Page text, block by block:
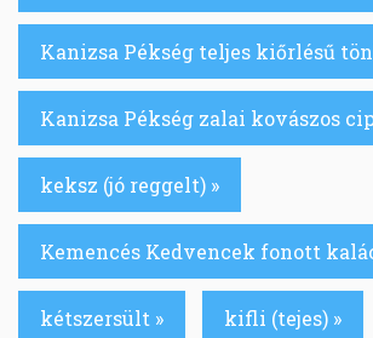
Kanizsa Pékség teljes kiőrlésű
Kanizsa Pékség zalai kovászos
keksz (jó reggelt) »
Kemencés Kedvencek fonott
kétszersült » kifli (tejes) »